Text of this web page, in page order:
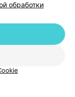
Республика Беларусь,
обработки